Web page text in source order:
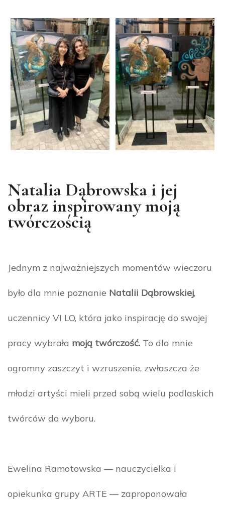
Natalia Dąbrowska i jej
obraz inspirowany moją
twórczością
Jednym z najważniejszych momentów wieczoru
było dla mnie poznanie Natalii Dąbrowskiej,
uczennicy VI LO, która jako inspirację do swojej
pracy wybrała moją twórczość. To dla mnie
ogromny zaszczyt i wzruszenie, zwłaszcza że
młodzi artyści mieli przed sobą wielu podlaskich
twórców do wyboru.
Ewelina Ramotowska — nauczycielka i
opiekunka grupy ARTE — zaproponowała